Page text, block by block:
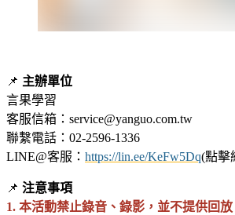
📌 主辦單位
言果學習
客服信箱：service@yanguo.com.tw
聯繫電話：02-2596-1336
LINE@客服： https://lin.ee/KeFw5Dq(點擊
📌 注意事項
1. 本活動禁止錄音、錄影，並不提供回放